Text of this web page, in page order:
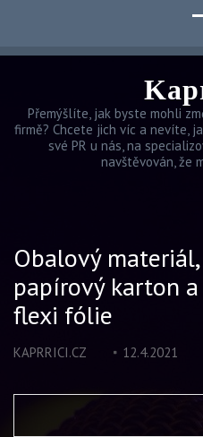
Přemýšlíte, jak byste mohli
firmě? Chcete jich víc a nevíte,
své PR u nás, na
navštěvován, že
Obalový
papírový karton
flexi fólie
KAPRRICI.CZ 12.4.2021